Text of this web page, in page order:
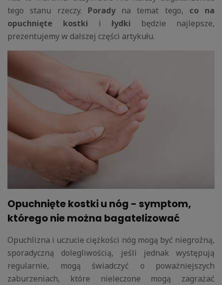
tego stanu rzeczy. Poradyna temat tego, co na
opuchnięte kostki i łydki będzie najlepsze,
prezentujemy w dalszej części artykułu.
Opuchnięte kostki u nóg - symptom,
którego nie można bagatelizować
Opuchlizna i uczucie ciężkości nóg mogą być niegroźną,
sporadyczną dolegliwością, jeśli jednak występują
regularnie, mogą świadczyć o poważniejszych
zaburzeniach, które nieleczone mogą zagrażać